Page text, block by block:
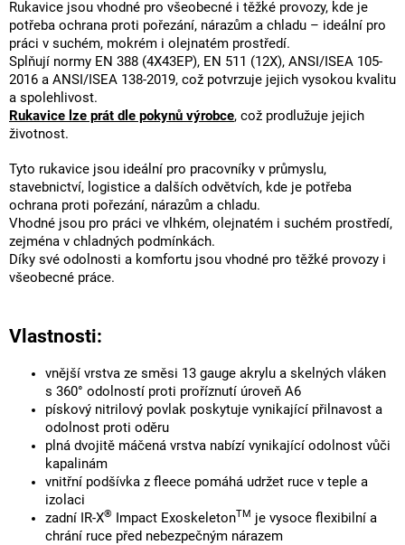
Rukavice jsou vhodné pro všeobecné i těžké provozy, kde je
potřeba ochrana proti pořezání, nárazům a chladu – ideální pro
práci v suchém, mokrém i olejnatém prostředí.
Splňují normy EN 388 (4X43EP), EN 511 (12X), ANSI/ISEA 105-
2016 a ANSI/ISEA 138-2019, což potvrzuje jejich vysokou kvalitu
a spolehlivost.
Rukavice lze prát dle pokynů výrobce, což prodlužuje jejich
životnost.
Tyto rukavice jsou ideální pro pracovníky v průmyslu,
stavebnictví, logistice a dalších odvětvích, kde je potřeba
ochrana proti pořezání, nárazům a chladu.
Vhodné jsou pro práci ve vlhkém, olejnatém i suchém prostředí,
zejména v chladných podmínkách.
Díky své odolnosti a komfortu jsou vhodné pro těžké provozy i
všeobecné práce.
Vlastnosti:
vnější vrstva ze směsi 13 gauge akrylu a skelných vláken
s 360° odolností proti proříznutí úroveň A6
pískový nitrilový povlak poskytuje vynikající přilnavost a
odolnost proti oděru
plná dvojitě máčená vrstva nabízí vynikající odolnost vůči
kapalinám
vnitřní podšívka z fleece pomáhá udržet ruce v teple a
izolaci
zadní IR-X® Impact ExoskeletonTM je vysoce flexibilní a
chrání ruce před nebezpečným nárazem